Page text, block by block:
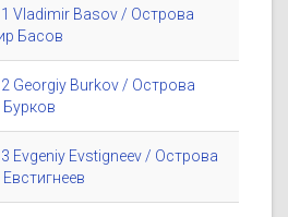
Vladimir Basov / Острова
Басов
Georgiy Burkov / Острова
Бурков
Evgeniy Evstigneev / Острова